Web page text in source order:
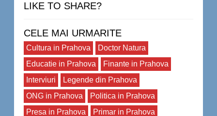
LIKE TO SHARE?
CELE MAI URMARITE
Cultura in Prahova
Doctor Natura
Educatie in Prahova
Finante in Prahova
Interviuri
Legende din Prahova
ONG in Prahova
Politica in Prahova
Presa in Prahova
Primar in Prahova